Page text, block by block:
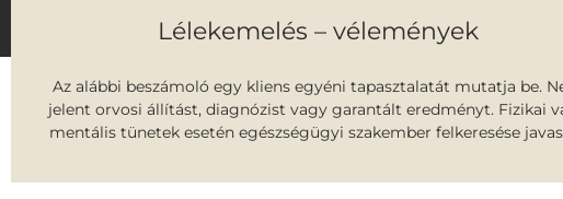
Lélekemelés – vélemények
Az alábbi beszámoló egy kliens egyéni tapasztalatát mutatja be.
jelent orvosi állítást, diagnózist vagy garantált eredményt. Fizikai
mentális tünetek esetén egészségügyi szakember felkeresése